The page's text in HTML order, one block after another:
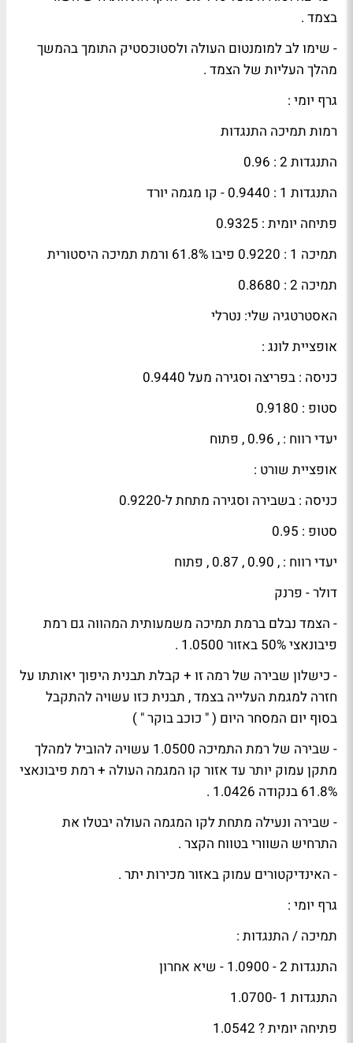
בצמד .
- שימו לב למומנטום העולה ולסטוכסטיק התומך בהמשך
מהלך העליות של הצמד .
גרף יומי :
רמות תמיכה התנגדות
התנגדות 2 : 0.96
התנגדות 1 : 0.9440 - קו מגמה יורד
פתיחה יומית : 0.9325
תמיכה 1 : 0.9220 פיבו 61.8% ורמת תמיכה היסטורית
תמיכה 2 : 0.8680
האסטרטגיה שלי: נטרלי
אופציית לונג :
כניסה : בפריצה וסגירה מעל 0.9440
סטופ : 0.9180
יעדי רווח : , 0.96 , פתוח
אופציית שורט :
כניסה : בשבירה וסגירה מתחת ל-0.9220
סטופ : 0.95
יעדי רווח : , 0.90 , 0.87 , פתוח
דולר - פרנק
- הצמד נבלם ברמת תמיכה משמעותית המהווה גם רמת
פיבונאצי 50% באזור 1.0500 .
- כישלון שבירה של רמה זו + קבלת תבנית היפוך יאותתו על
חזרה למגמת העלייה בצמד , תבנית כזו עשויה להתקבל
בסוף יום המסחר היום ( " כוכב בוקר " )
- שבירה של רמת התמיכה 1.0500 עשויה להוביל למהלך
מתקן עמוק יותר עד אזור קו המגמה העולה + רמת פיבונאצי
61.8% בנקודה 1.0426 .
- שבירה ונעילה מתחת לקו המגמה העולה יבטלו את
התרחיש השוורי בטווח הקצר .
- האינדיקטורים עמוק באזור מכירות יתר .
גרף יומי :
תמיכה / התנגדות :
התנגדות 2 - 1.0900 - שיא אחרון
התנגדות 1 -1.0700
פתיחה יומית ? 1.0542